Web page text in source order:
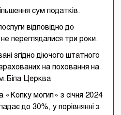
сум податків.
відповідно до
не переглядалися три роки.
згідно діючого штатного
на поховання на
Церква
«Копку могил» з січня 2024
до 30%, у порівнянні з